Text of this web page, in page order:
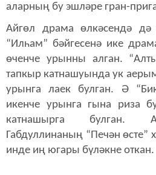
аларның бу эшләре гран-
Айгөл драма өлкәсендә дә
“Илһам” бәйгесенә ике
өченче урынны алган.
тапкыр катнашуында ук
урынга лаек булган. Ә
икенче урынга гына риза
катнашырга булган.
Габдуллинаның “Печән
инде иң югары бүләкне откан.